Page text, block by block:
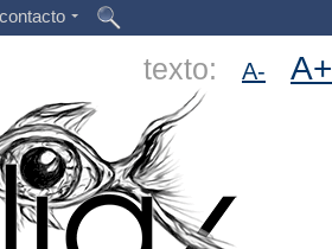
contacto
texto: A- A+